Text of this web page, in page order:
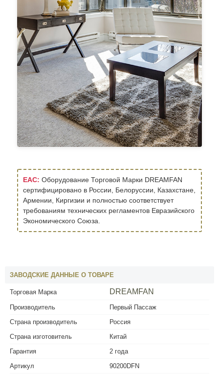
ЕАС: Оборудование Торговой Марки DREAMFAN
сертифицировано в России, Белоруссии, Казахстане,
Армении, Киргизии и полностью соответствует
требованиям технических регламентов Евразийского
Экономического Союза.
ЗАВОДСКИЕ ДАННЫЕ О ТОВАРЕ
Торговая Марка DREAMFAN
Производитель
Первый Пассаж
Страна производитель
Россия
Страна изготовитель
Китай
Гарантия
2 года
Артикул
90200DFN